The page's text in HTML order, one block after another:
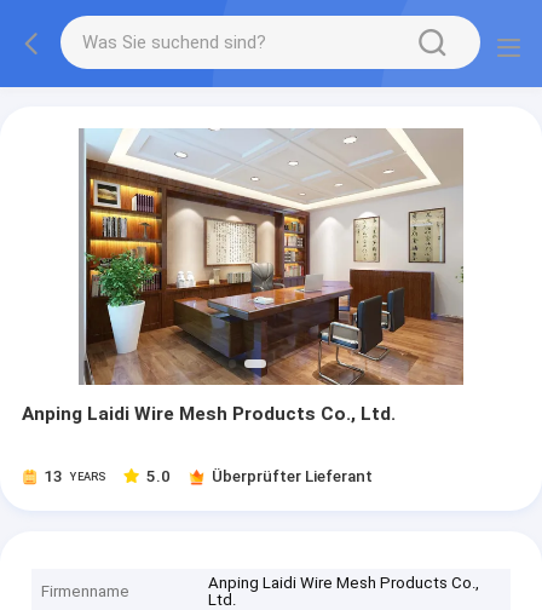
Anping Laidi Wire Mesh Products Co., Ltd.
13 YEARS 5.0 Überprüfter Lieferant
Firmenname
Anping Laidi Wire Mesh Products Co.,
Ltd.